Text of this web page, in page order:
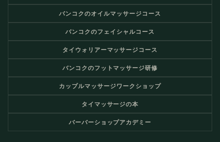
バンコクのオイルマッサージコース
バンコクのフェイシャルコース
タイウォリアーマッサージコース
バンコクのフットマッサージ研修
カップルマッサージワークショップ
タイマッサージの本
バーバーショップアカデミー